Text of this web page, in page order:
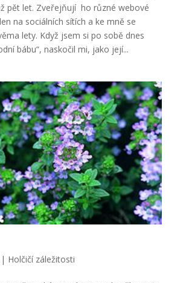
pět let. Zveřejňují ho různé webové
na sociálních sítích a ke mně se
lety. Když jsem si po sobě dnes
bábu“, naskočil mi, jako její...
| Holčičí záležitosti